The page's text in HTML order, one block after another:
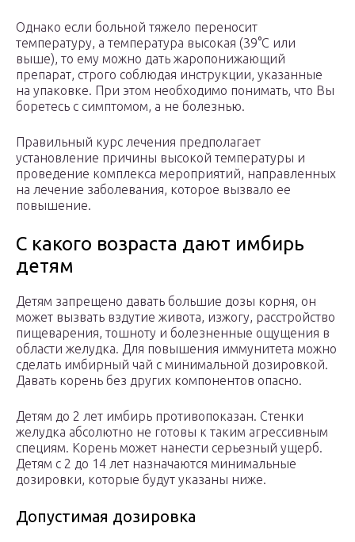
Однако если больной тяжело переносит
температуру, а температура высокая (39°C или
выше), то ему можно дать жаропонижающий
препарат, строго соблюдая инструкции, указанные
на упаковке. При этом необходимо понимать, что Вы
боретесь с симптомом, а не болезнью.
Правильный курс лечения предполагает
установление причины высокой температуры и
проведение комплекса мероприятий, направленных
на лечение заболевания, которое вызвало ее
повышение.
С какого возраста дают имбирь
детям
Детям запрещено давать большие дозы корня, он
может вызвать вздутие живота, изжогу, расстройство
пищеварения, тошноту и болезненные ощущения в
области желудка. Для повышения иммунитета можно
сделать имбирный чай с минимальной дозировкой.
Давать корень без других компонентов опасно.
Детям до 2 лет имбирь противопоказан. Стенки
желудка абсолютно не готовы к таким агрессивным
специям. Корень может нанести серьезный ущерб.
Детям с 2 до 14 лет назначаются минимальные
дозировки, которые будут указаны ниже.
Допустимая дозировка